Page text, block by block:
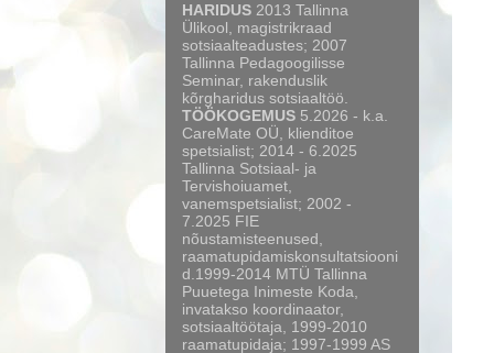
HARIDUS 2013 Tallinna
Ülikool, magistrikraad
sotsiaalteadustes; 2007
Tallinna Pedagoogilisse
Seminar, rakenduslik
kõrgharidus sotsiaaltöö.
TÖÖKOGEMUS 5.2026 - k.a.
CareMate OÜ, klienditoe
spetsialist; 2014 - 6.2025
Tallinna Sotsiaal- ja
Tervishoiuamet,
vanemspetsialist; 2002 -
7.2025 FIE
nõustamisteenused,
raamatupidamiskonsultatsiooni
d.1999-2014 MTÜ Tallinna
Puuetega Inimeste Koda,
invatakso koordinaator,
sotsiaaltöötaja, 1999-2010
raamatupidaja; 1997-1999 AS